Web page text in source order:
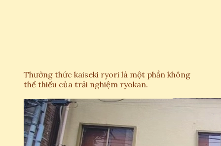
Thưởng thức kaiseki ryori là một phần không
thể thiếu của trải nghiệm ryokan.